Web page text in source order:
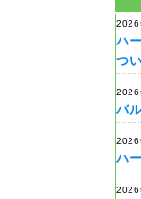
2026
ハ
つ
2026
バ
2026
ハ
2026